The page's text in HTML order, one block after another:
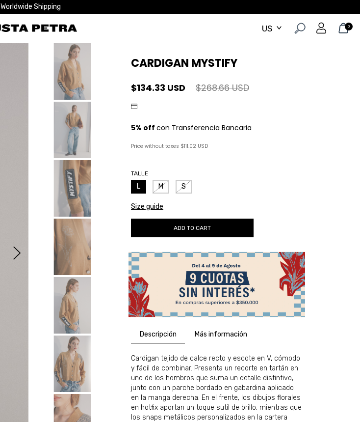
Worldwide Shipping
0
CARDIGAN MYSTIFY
$134.33 USD $268.66 USD
Price without taxes $111.02 USD
TALLE
L M S
Size guide
Descripción Más información
Cardigan tejido de calce recto y escote en V, cómodo
y fácil de combinar. Presenta un recorte en tartán en
uno de los hombros que suma un detalle distintivo,
junto con un parche bordado en gabardina aplicado
en la manga derecha. En el frente, los dibujos florales
en hotfix aportan un toque sutil de brillo, mientras que
los snaps metálicos personalizados en la cartera